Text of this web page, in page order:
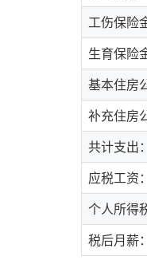
工伤保险
生育保险
基本住房
补充住房
共计支出：
应税工资：
个人所得
税后月薪：